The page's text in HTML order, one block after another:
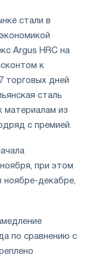
стали в
Argus HRC на
к
торговых дней
сталь
материалам из
с премией.
при этом
ноябре-декабре,
по сравнению с